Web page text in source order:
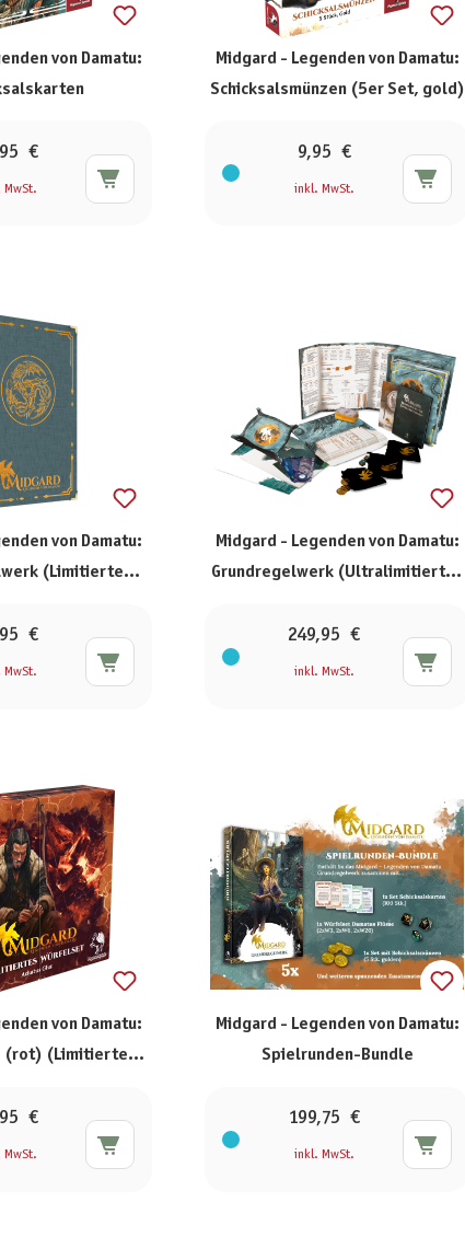
von Damatu:
€
Midgard - Legenden von Damatu:
Schicksalsmünzen (5er Set, gold)
9,95 €
inkl. MwSt.
von Damatu:
(Limitierte
€
Midgard - Legenden von Damatu:
Grundregelwerk (Ultralimitiertes
249,95 €
inkl. MwSt.
von Damatu:
(rot) (Limitierte
€
Midgard - Legenden von Damatu:
Spielrunden-Bundle
199,75 €
inkl. MwSt.